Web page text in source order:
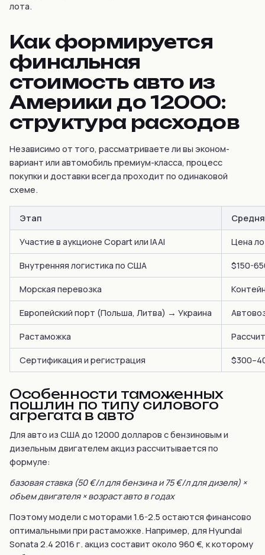
лота.
Как формируется
финальная
стоимость авто из
Америки до 12000:
структура расходов
Независимо от того, рассматриваете ли вы эконом-
вариант или автомобиль премиум-класса, процесс
покупки и доставки всегда проходит по одинаковой
схеме.
Этап
Участие в аукционе Copart или IAAI Цена
Внутренняя логистика по США $150-
Морская перевозка
Европейский порт (Польша, Литва) → Украина
Растаможка
Сертификация и регистрация
Особенности таможенных
пошлин по типу силового
агрегата в авто
Для авто из США до 12000 долларов с бензиновым и
дизельным двигателем акциз рассчитывается по
формуле:
базовая ставка (50 €/л для бензина и 75 €/л для дизеля) ×
объем двигателя × возраст авто в годах
Поэтому модели с моторами 1.6-2.5 остаются финансово
оптимальными при растаможке. Например, для Hyundai
Sonata 2.4 2016 г. акциз составит около 960 €, к которому